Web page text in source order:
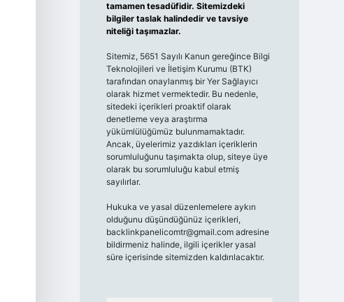
tamamen tesadüfidir. Sitemizdeki
bilgiler taslak halindedir ve tavsiye
niteliği taşımazlar.
Sitemiz, 5651 Sayılı Kanun gereğince Bilgi
Teknolojileri ve İletişim Kurumu (BTK)
tarafından onaylanmış bir Yer Sağlayıcı
olarak hizmet vermektedir. Bu nedenle,
sitedeki içerikleri proaktif olarak
denetleme veya araştırma
yükümlülüğümüz bulunmamaktadır.
Ancak, üyelerimiz yazdıkları içeriklerin
sorumluluğunu taşımakta olup, siteye üye
olarak bu sorumluluğu kabul etmiş
sayılırlar.
Hukuka ve yasal düzenlemelere aykırı
olduğunu düşündüğünüz içerikleri,
backlinkpanelicomtr@gmail.comadresine
bildirmeniz halinde, ilgili içerikler yasal
süre içerisinde sitemizden kaldırılacaktır.